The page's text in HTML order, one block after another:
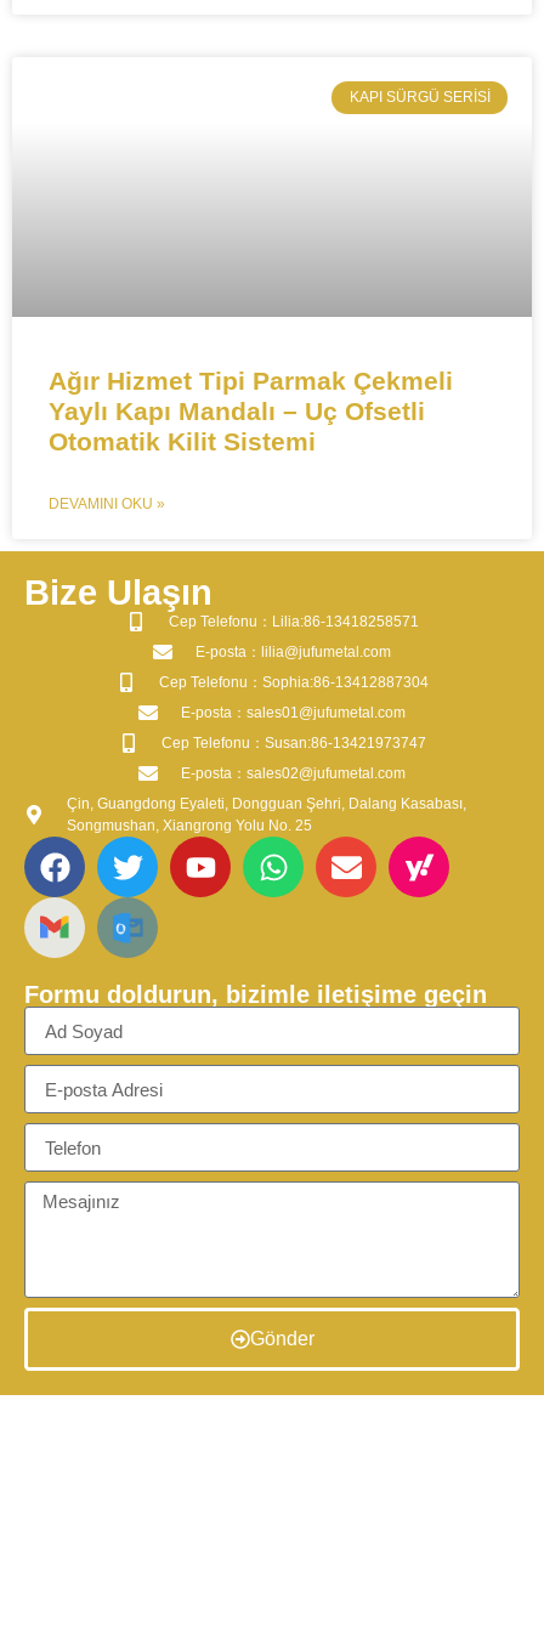
​KAPI SÜRGÜ SERISI
​​​​Ağır Hizmet Tipi Parmak Çekmeli
Yaylı Kapı Mandalı – Uç Ofsetli
Otomatik Kilit Sistemi
DEVAMINI OKU »
Bize Ulaşın
​Cep Telefonu：Lilia:86-13418258571
​E-posta​：lilia@jufumetal.com
​Cep Telefonu：Sophia:86-13412887304
​E-posta​：sales01@jufumetal.com
​Cep Telefonu：Susan:86-13421973747
​E-posta​：sales02@jufumetal.com
Çin, Guangdong Eyaleti, Dongguan Şehri, Dalang Kasabası,
Songmushan, Xiangrong Yolu No. 25
Formu doldurun, bizimle iletişime geçin
Gönder